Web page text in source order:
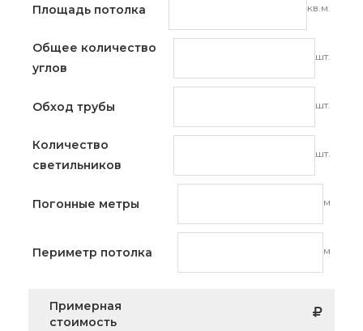
Площадь потолка кв.м.
Общее количество
углов
шт.
Обход трубы шт.
Количество
светильников
шт.
Погонные метры м
Периметр потолка м
Примерная
стоимость